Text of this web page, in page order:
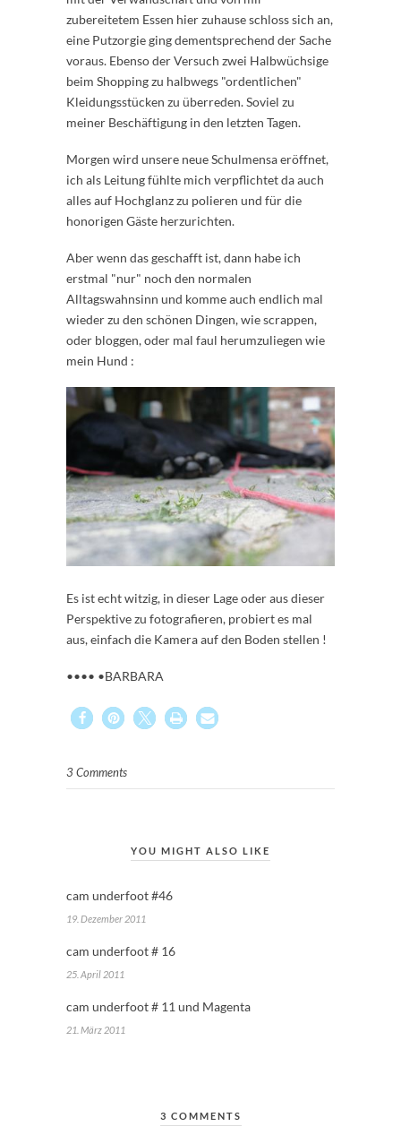
zubereitetem Essen hier zuhause schloss sich an,
eine Putzorgie ging dementsprechend der Sache
voraus. Ebenso der Versuch zwei Halbwüchsige
beim Shopping zu halbwegs "ordentlichen"
Kleidungsstücken zu überreden. Soviel zu
meiner Beschäftigung in den letzten Tagen.
Morgen wird unsere neue Schulmensa eröffnet,
ich als Leitung fühlte mich verpflichtet da auch
alles auf Hochglanz zu polieren und für die
honorigen Gäste herzurichten.
Aber wenn das geschafft ist, dann habe ich
erstmal "nur" noch den normalen
Alltagswahnsinn und komme auch endlich mal
wieder zu den schönen Dingen, wie scrappen,
oder bloggen, oder mal faul herumzuliegen wie
mein Hund :
Es ist echt witzig, in dieser Lage oder aus dieser
Perspektive zu fotografieren, probiert es mal
aus, einfach die Kamera auf den Boden stellen !
•••• •BARBARA
3 Comments
YOU MIGHT ALSO LIKE
cam underfoot #46
19. Dezember 2011
cam underfoot # 16
25. April 2011
cam underfoot # 11 und Magenta
21. März 2011
3 COMMENTS